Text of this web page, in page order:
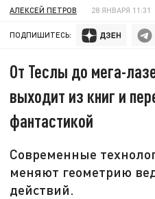
АЛЕКСЕЙ ПЕТРОВ 28 ЯНВАРЯ 11:31
ПОДПИШИТЕСЬ:
От Теслы до мега-
выходит из книг и
фантастикой
Современные
меняют геометрию
действий.